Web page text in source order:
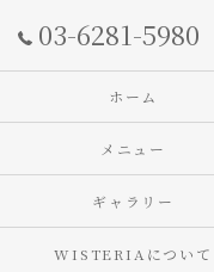
03-6281-5980
ホーム
メニュー
ギャラリー
WISTERIAについて